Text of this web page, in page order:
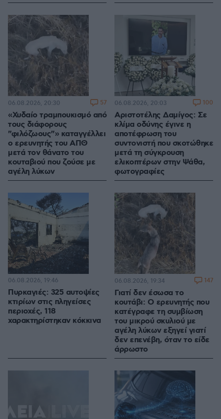
«Χυδαίο τραμπουκισμό από
τους διάφορους
"φιλόζωους"» καταγγέλλει
ο ερευνητής του ΑΠΘ
μετά τον θάνατο του
κουταβιού που ζούσε με
αγέλη λύκων
06.08.2026, 20:30 57
Αριστοτέλης Δαμίγος: Σε
κλίμα οδύνης έγινε η
αποτέφρωση του
συντονιστή που σκοτώθηκε
μετά τη σύγκρουση
ελικοπτέρων στην Ψάθα,
φωτογραφίες
06.08.2026, 20:03 100
Πυρκαγιές: 325 αυτοψίες
κτιρίων στις πληγείσες
περιοχές, 118
χαρακτηρίστηκαν κόκκινα
06.08.2026, 19:46
Γιατί δεν έσωσα το
κουτάβι: Ο ερευνητής που
κατέγραφε τη συμβίωση
του μικρού σκυλιού με
αγέλη λύκων εξηγεί γιατί
δεν επενέβη, όταν το είδε
άρρωστο
06.08.2026, 19:34 147